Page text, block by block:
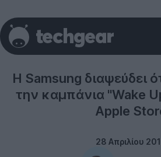
Η Samsung διαψεύδει
την καμπάνια "Wake
Apple
28 Απριλίου